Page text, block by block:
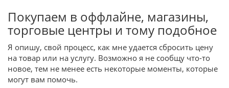
Покупаем в оффлайне, магазины,
торговые центры и тому подобное
Я опишу, свой процесс, как мне удается сбросить цену
на товар или на услугу. Возможно я не сообщу что-то
новое, тем не менее есть некоторые моменты, которые
могут вам помочь.